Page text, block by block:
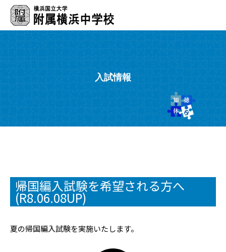
入試情報
帰国編入試験を希望される方へ
(R8.06.08UP)
夏の帰国編入試験を実施いたします。